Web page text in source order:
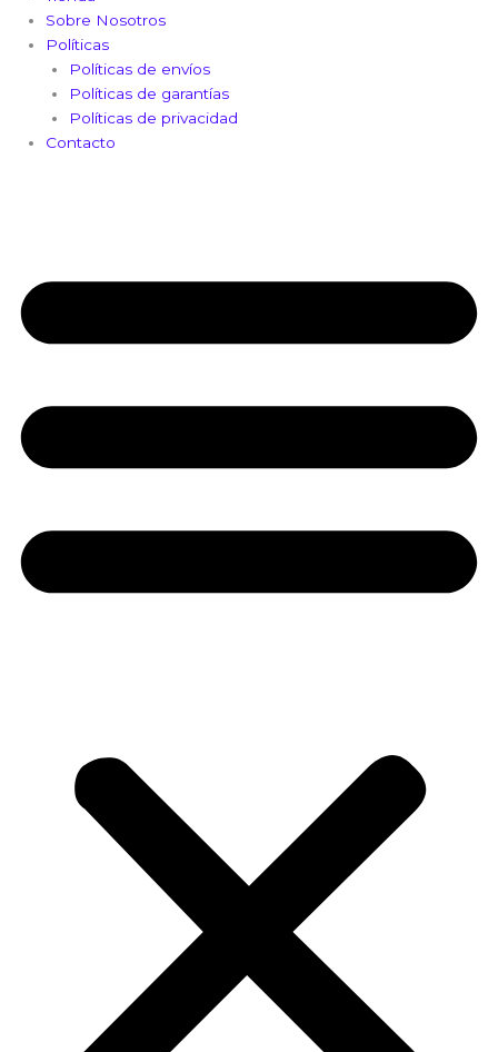
Sobre Nosotros
Políticas
Políticas de envíos
Políticas de garantías
Políticas de privacidad
Contacto